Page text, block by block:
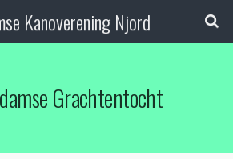
Kanoverening Njord
Grachtentocht